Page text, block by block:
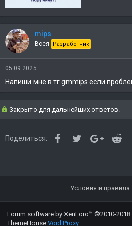
mips
Всея Разработчик
05.09.2025
Напиши мне в тг gmmips если
Закрыто для дальнейших ответов.
Поделиться: FacebookTwitterGoogle+
Условия и правила
Forum software by XenForo™ ©2010-2018
ThemeHouse Void Proxy